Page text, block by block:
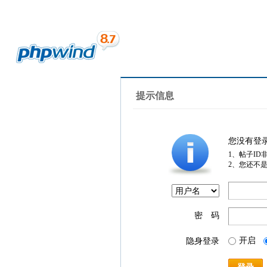
提示信息
您没有登
1、帖子ID
2、您还不
密 码
隐身登录 开启